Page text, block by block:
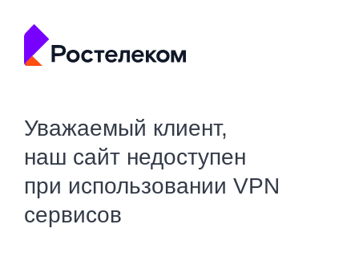
Уважаемый клиент,
наш сайт недоступен
при использовании VPN
сервисов